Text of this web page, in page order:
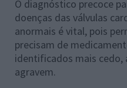
O diagnóstico precoce
doenças das válvulas
anormais é vital, pois
precisam de
identificados mais cedo,
agravem.